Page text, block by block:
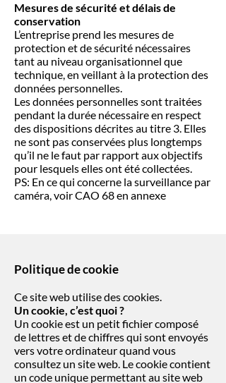
Mesures de sécurité et délais de
conservation
L’entreprise prend les mesures de
protection et de sécurité nécessaires
tant au niveau organisationnel que
technique, en veillant à la protection des
données personnelles.
Les données personnelles sont traitées
pendant la durée nécessaire en respect
des dispositions décrites au titre 3. Elles
ne sont pas conservées plus longtemps
qu’il ne le faut par rapport aux objectifs
pour lesquels elles ont été collectées.
PS: En ce qui concerne la surveillance par
caméra, voir CAO 68 en annexe
Politique de cookie
Ce site web utilise des cookies.
Un cookie, c’est quoi ?
Un cookie est un petit fichier composé
de lettres et de chiffres qui sont envoyés
vers votre ordinateur quand vous
consultez un site web. Le cookie contient
un code unique permettant au site web